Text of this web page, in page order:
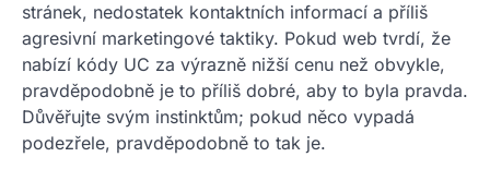
stránek, nedostatek kontaktních informací a příliš
agresivní marketingové taktiky. Pokud web tvrdí, že
nabízí kódy UC za výrazně nižší cenu než obvykle,
pravděpodobně je to příliš dobré, aby to byla pravda.
Důvěřujte svým instinktům; pokud něco vypadá
podezřele, pravděpodobně to tak je.